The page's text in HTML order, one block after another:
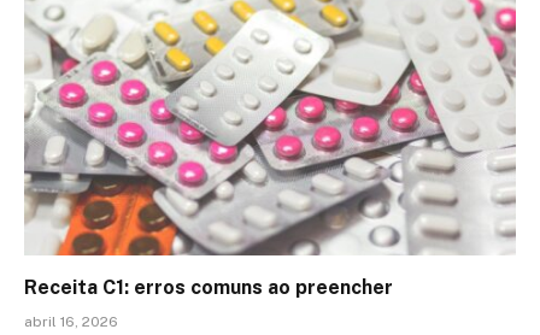
Receita C1: erros comuns ao preencher
abril 16, 2026